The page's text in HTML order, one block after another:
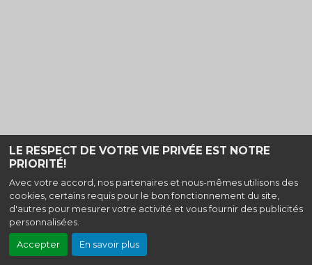
LE RESPECT DE VOTRE VIE PRIVÉE EST NOTRE
PRIORITÉ!
Avec votre accord, nos partenaires et nous-mêmes utilisons des
cookies, certains requis pour le bon fonctionnement du site,
d'autres pour mesurer votre activité et vous fournir des publicités
personnalisées.
Accepter En savoir plus